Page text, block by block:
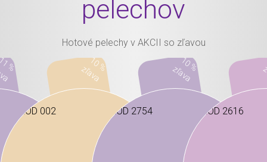
pelechov
Hotové pelechy v AKCII so zľavou
% 10 %
zľava
10 %
zľava